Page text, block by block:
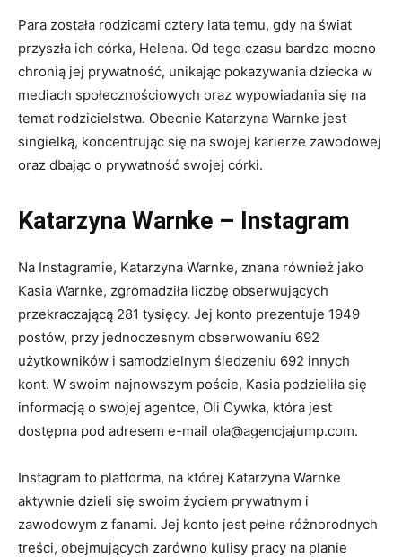
Para została rodzicami cztery lata temu, gdy na świat
przyszła ich córka, Helena. Od tego czasu bardzo mocno
chronią jej prywatność, unikając pokazywania dziecka w
mediach społecznościowych oraz wypowiadania się na
temat rodzicielstwa. Obecnie Katarzyna Warnke jest
singielką, koncentrując się na swojej karierze zawodowej
oraz dbając o prywatność swojej córki.
Katarzyna Warnke – Instagram
Na Instagramie, Katarzyna Warnke, znana również jako
Kasia Warnke, zgromadziła liczbę obserwujących
przekraczającą 281 tysięcy. Jej konto prezentuje 1949
postów, przy jednoczesnym obserwowaniu 692
użytkowników i samodzielnym śledzeniu 692 innych
kont. W swoim najnowszym poście, Kasia podzieliła się
informacją o swojej agentce, Oli Cywka, która jest
dostępna pod adresem e-mail ola@agencjajump.com.
Instagram to platforma, na której Katarzyna Warnke
aktywnie dzieli się swoim życiem prywatnym i
zawodowym z fanami. Jej konto jest pełne różnorodnych
treści, obejmujących zarówno kulisy pracy na planie